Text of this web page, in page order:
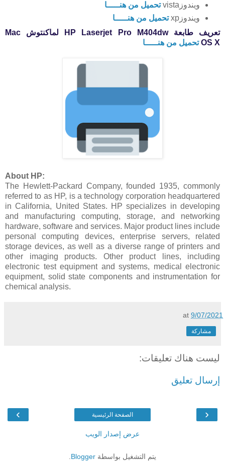
ويندوزvista
تحميل من هنـــــا
ويندوزxp
تحميل من هنـــــا
تعريف طابعة HP Laserjet Pro M404dw لماكنتوش
Mac
OS X تحميل من هنـــــا
About HP:
The Hewlett-Packard Company, founded 1935, commonly
referred to as HP, is a technology corporation headquartered
in California, United States. HP specializes in developing
and manufacturing computing, storage, and networking
hardware, software and services. Major product lines include
personal computing devices, enterprise servers, related
storage devices, as well as a diverse range of printers and
other imaging products. Other product lines, including
electronic test equipment and systems, medical electronic
equipment, solid state components and instrumentation for
chemical analysis.
at9/07/2021
مشاركة
ليست هناك تعليقات:
إرسال تعليق
‹
› الصفحة الرئيسية
عرض إصدار الويب
يتم التشغيل بواسطة Blogger